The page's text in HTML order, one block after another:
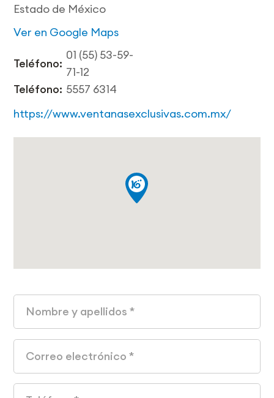
Estado de México
Ver en Google Maps
Teléfono:
01 (55) 53-59-
71-12
Teléfono: 5557 6314
https://www.ventanasexclusivas.com.mx/